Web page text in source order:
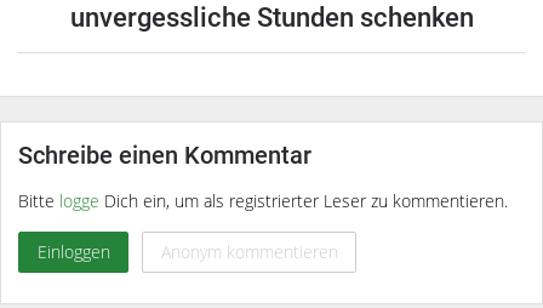
unvergessliche Stunden schenken
Schreibe einen Kommentar
Bitte logge Dich ein, um als registrierter Leser zu kommentieren.
Einloggen Anonym kommentieren